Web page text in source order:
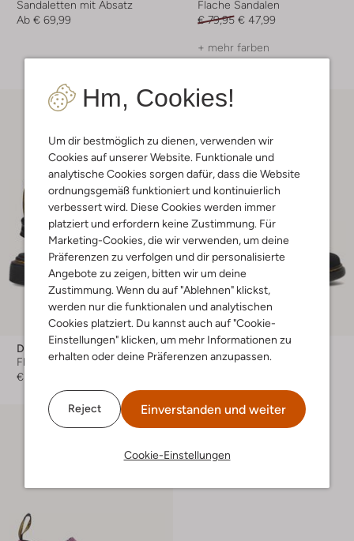
Hm, Cookies!
Um dir bestmöglich zu dienen, verwenden wir
Cookies auf unserer Website. Funktionale und
analytische Cookies sorgen dafür, dass die Website
ordnungsgemäß funktioniert und kontinuierlich
verbessert wird. Diese Cookies werden immer
platziert und erfordern keine Zustimmung. Für
Marketing-Cookies, die wir verwenden, um deine
Präferenzen zu verfolgen und dir personalisierte
Angebote zu zeigen, bitten wir um deine
Zustimmung. Wenn du auf "Ablehnen" klickst,
werden nur die funktionalen und analytischen
Cookies platziert. Du kannst auch auf "Cookie-
Einstellungen" klicken, um mehr Informationen zu
erhalten oder deine Präferenzen anzupassen.
Reject Einverstanden und weiter
Cookie-Einstellungen
Sandaletten mit Absatz
Ab € 69,99
Flache Sandalen
€ 79,95 € 47,99
+ mehr farben
Dr Martens
Flache Sandalen
€ 79,99
Letzte Größen
-50%
Dr Martens
Flache Sandalen